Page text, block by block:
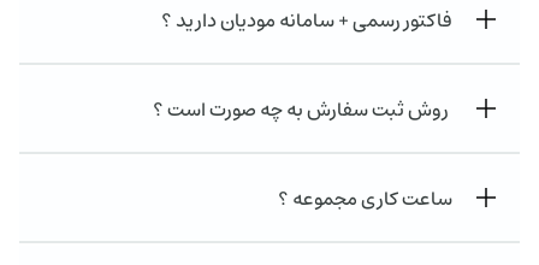
فاکتور رسمی + سامانه مودیان دارید ؟
روش ثبت سفارش به چه صورت است ؟
ساعت کاری مجموعه ؟